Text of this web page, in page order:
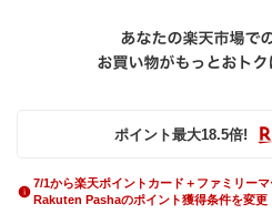
ポイント最大18.5倍!
7/1から楽天ポイントカード＋ファミリーマ
Rakuten Pashaのポイント獲得条件を変更